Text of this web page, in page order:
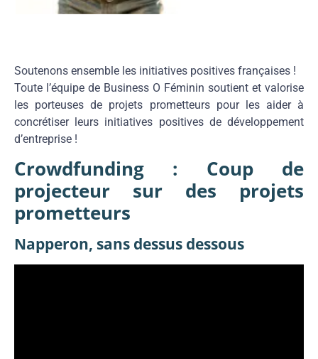
Soutenons ensemble les initiatives positives françaises !
Toute l’équipe de Business O Féminin soutient et valorise
les porteuses de projets prometteurs pour les aider à
concrétiser leurs initiatives positives de développement
d’entreprise !
Crowdfunding : Coup de
projecteur sur des projets
prometteurs
Napperon, sans dessus dessous